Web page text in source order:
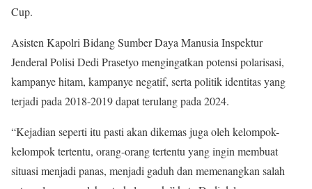
Cup.
Asisten Kapolri Bidang Sumber Daya Manusia Inspektur
Jenderal Polisi Dedi Prasetyo mengingatkan potensi polarisasi,
kampanye hitam, kampanye negatif, serta politik identitas yang
terjadi pada 2018-2019 dapat terulang pada 2024.
“Kejadian seperti itu pasti akan dikemas juga oleh kelompok-
kelompok tertentu, orang-orang tertentu yang ingin membuat
situasi menjadi panas, menjadi gaduh dan memenangkan salah